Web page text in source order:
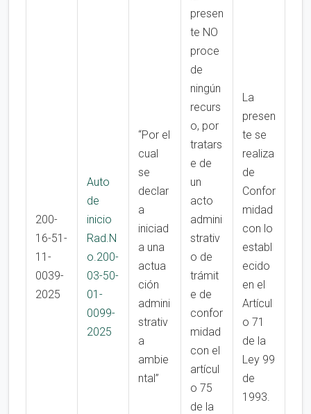
200-
16-51-
11-
0039-
2025
Auto
de
inicio
Rad.N
o.200-
03-50-
01-
0099-
2025
“Por el
cual
se
declar
a
iniciad
a una
actua
ción
admini
strativ
a
ambie
ntal”
presen
te NO
proce
de
ningún
recurs
o, por
tratars
e de
un
acto
admini
strativ
o de
trámit
e de
confor
midad
con el
artícul
o 75
de la
La
presen
te se
realiza
de
Confor
midad
con lo
establ
ecido
en el
Artícul
o 71
de la
Ley 99
de
1993.